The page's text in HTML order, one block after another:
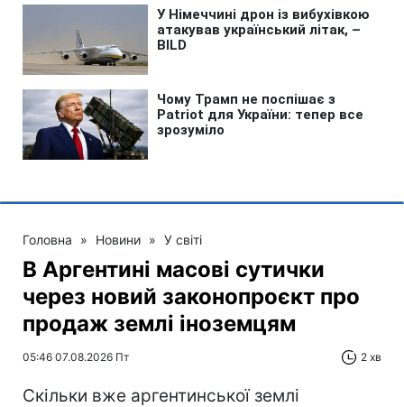
Головна » Новини » У світі
В Аргентині масові сутички
через новий законопроєкт про
продаж землі іноземцям
05:46 07.08.2026 Пт 2 хв
Скільки вже аргентинської землі